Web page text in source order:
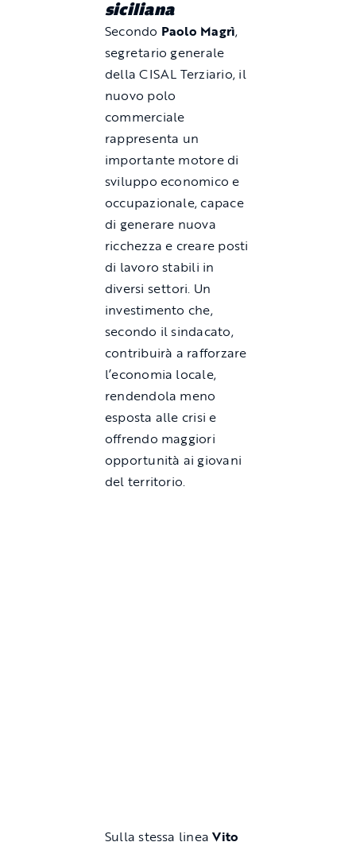
siciliana
Secondo Paolo Magrì,
segretario generale
della CISAL Terziario, il
nuovo polo
commerciale
rappresenta un
importante motore di
sviluppo economico e
occupazionale, capace
di generare nuova
ricchezza e creare posti
di lavoro stabili in
diversi settori. Un
investimento che,
secondo il sindacato,
contribuirà a rafforzare
l’economia locale,
rendendola meno
esposta alle crisi e
offrendo maggiori
opportunità ai giovani
del territorio.
Sulla stessa lineaVito